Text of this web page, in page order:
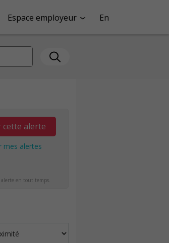
Espace employeur En
cette alerte
mes alertes
en tout temps.